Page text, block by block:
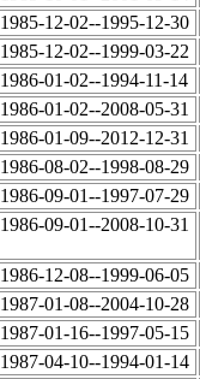
1985-12-02--1995-12-30
1985-12-02--1999-03-22
1986-01-02--1994-11-14
1986-01-02--2008-05-31
1986-01-09--2012-12-31
1986-08-02--1998-08-29
1986-09-01--1997-07-29
1986-09-01--2008-10-31
1986-12-08--1999-06-05
1987-01-08--2004-10-28
1987-01-16--1997-05-15
1987-04-10--1994-01-14